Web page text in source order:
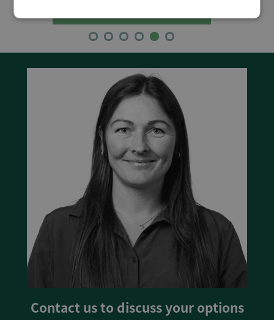
Contact us to discuss your options